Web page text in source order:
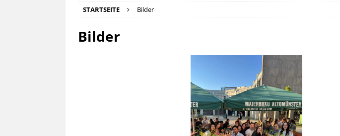
[ 20. September 2025 ]
STARTSEITE Bilder
Bilder